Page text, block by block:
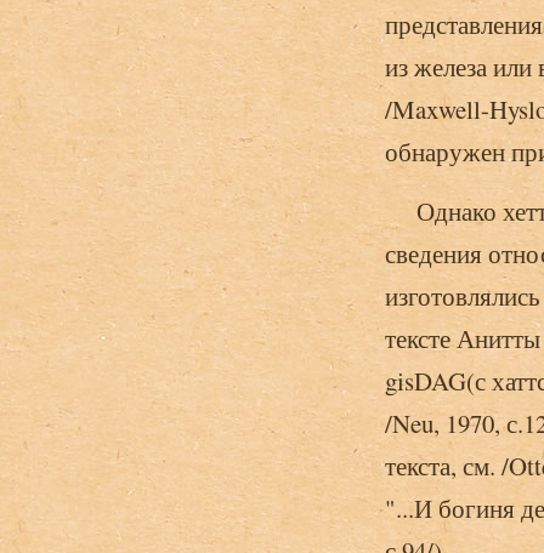
из железа
/Maxwell-
обнаружен
Однако
сведения
тексте
gisDAG(с
/Neu, 1970,
текста, см. /
"...И богиня